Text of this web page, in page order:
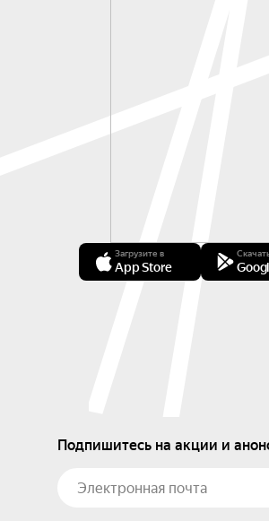
Загрузите в
App Store
Подпишитесь на акции и